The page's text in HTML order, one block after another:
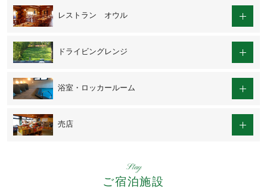
レストラン オウル
ドライビングレンジ
浴室・ロッカールーム
売店
Stay
ご宿泊施設